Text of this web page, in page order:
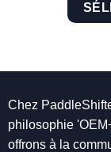
Chez
philosophie
offrons à la